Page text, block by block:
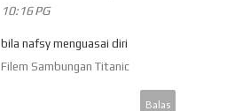
10:16 PG
bila nafsy menguasai diri
Filem Sambungan Titanic
Balas